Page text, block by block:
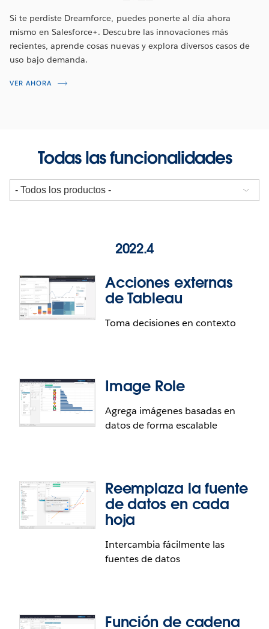
Si te perdiste Dreamforce, puedes ponerte al día ahora
mismo en Salesforce+. Descubre las innovaciones más
recientes, aprende cosas nuevas y explora diversos casos de
uso bajo demanda.
VER AHORA
Todas las funcionalidades
2022.4
Acciones externas
de Tableau
Toma decisiones en contexto
integración nativa con los flujos de
Salesforce Flow
Image Role
Agrega imágenes basadas en
datos de forma escalable
Reemplaza la fuente
de datos en cada
hoja
Intercambia fácilmente las
fuentes de datos
Función de cadena